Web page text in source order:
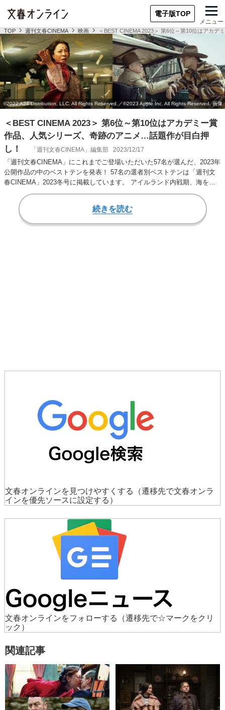
電子版TOP
メニュー
TOP 週刊文春CINEMA 映画 ＜BEST CINEMA 2023＞ 第6位～第10位はアカ
＜BEST CINEMA 2023＞ 第6位～第10位はアカデミー賞
作品、人気シリーズ、奇跡のアニメ…話題作が目白押
し！
「週刊文春CINEMA」編集部 2023/12/17
「週刊文春CINEMA」にこれまでご登場いただいた57名が選んだ、2023年
公開作品の中のベストテンを発表！ 57名の選者別ベストテンは「週刊文
春CINEMA」2023冬号に掲載しています。 アイルランド内戦期、海を…
続きを読む
文春オンラインを見つけやすくする
（遷移先で文春オンラ
インを優先ソースに設定する）
文春オンラインをフォローする
（遷移先で☆マークをクリ
ック）
関連記事